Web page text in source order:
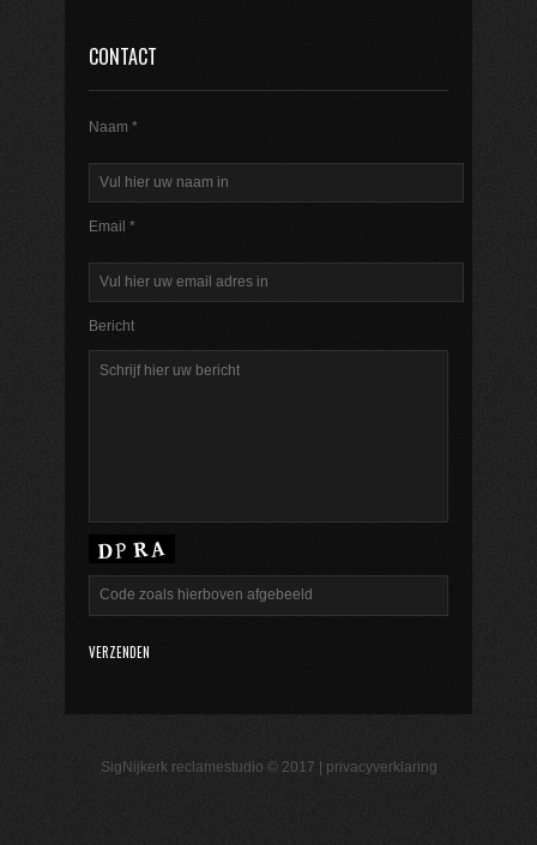
CONTACT
Naam *
Email *
Bericht
SigNijkerk reclamestudio © 2017 | privacyverklaring